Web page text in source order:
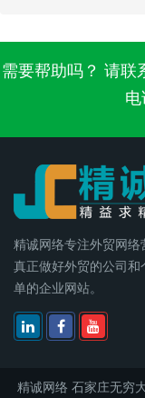
需要帮助吗？ 请联
精诚网络专注外贸网
真正做好外贸的公司
单的企业网站。
精诚网络 石家庄无穷